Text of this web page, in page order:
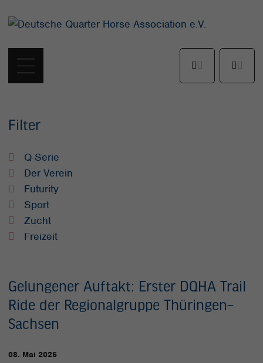
Filter
Q-Serie
Der Verein
Futurity
Sport
Zucht
Freizeit
Gelungener Auftakt: Erster DQHA Trail
Ride der Regionalgruppe Thüringen–
Sachsen
08. Mai 2025